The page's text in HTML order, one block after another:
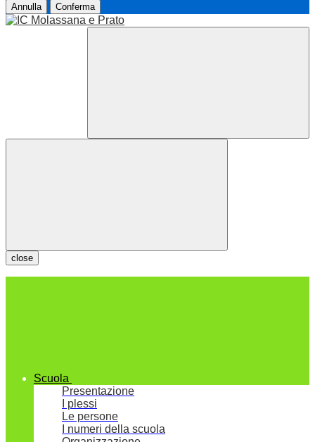
Annulla Conferma
close
Scuola
Presentazione
I plessi
Le persone
I numeri della scuola